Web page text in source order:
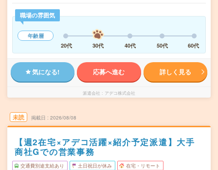
職場の雰囲気
年齢層
20代
30代 40代 50代 60代
気になる! 応募へ進む 詳しく見る
派遣会社 アデコ株式会社
未読 掲載日 2026/08/08
【週2在宅×アデコ活躍×紹介予定派遣】大手
商社Gでの営業事務
交通費別途支給あり 土日祝日が休み 在宅・リモート